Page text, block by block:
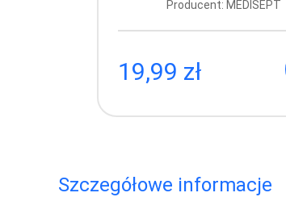
Producent: MEDISEPT
19,99 zł
Szczegółowe informacje